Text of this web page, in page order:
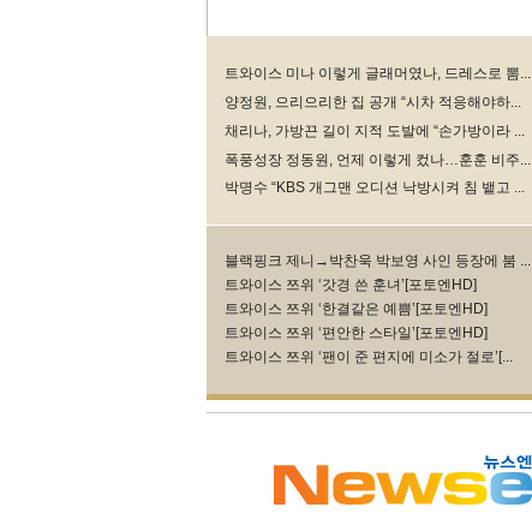
트와이스 미나 이렇게 글래머였나, 드레스로 뽐...
양정원, 으리으리한 집 공개 “시차 적응해야하...
채리나, 가방끈 길이 지적 도발에 “손가방이라 ...
폭풍성장 정동원, 언제 이렇게 컸나…훈훈 비주...
박명수 “KBS 개그맨 오디션 낙방시켜 침 뱉고 ...
블랙핑크 제니→박찬욱 박보영 사인 등장에 붐 ...
트와이스 쯔위 ‘갓경 쓴 훈녀’[포토엔HD]
트와이스 쯔위 ‘한결같은 예쁨’[포토엔HD]
트와이스 쯔위 ‘편안한 스타일’[포토엔HD]
트와이스 쯔위 ‘팬이 준 편지에 미소가 절로’[...